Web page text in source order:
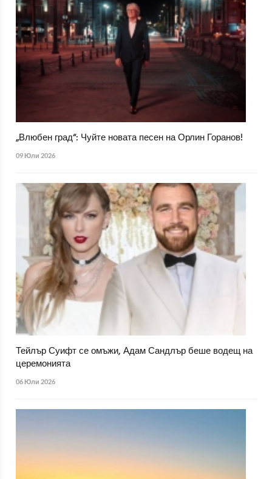
„Влюбен град“: Чуйте новата песен на Орлин Горанов!
09 Юли 2026
Тейлър Суифт се омъжи, Адам Сандлър беше водещ на
церемонията
06 Юли 2026